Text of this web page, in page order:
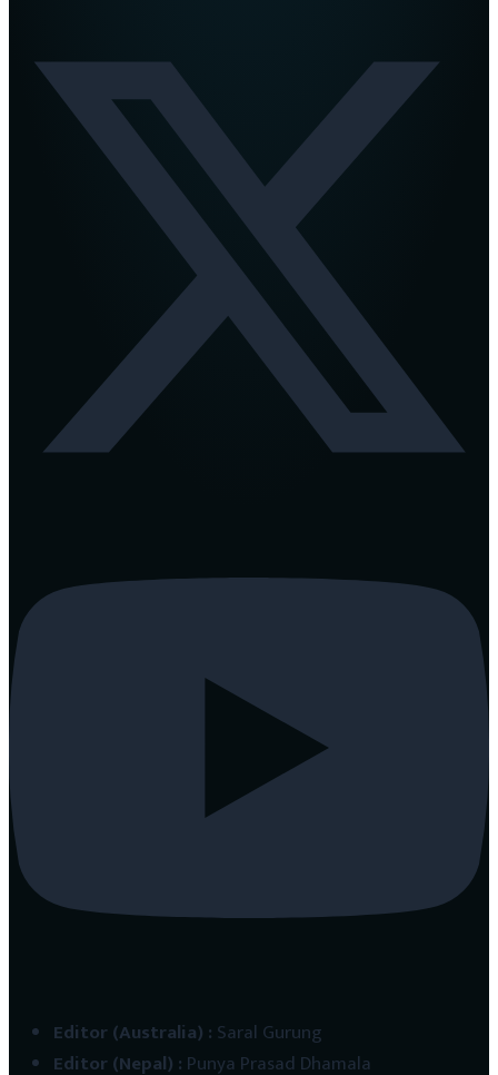
Editor (Australia) : Saral Gurung
Editor (Nepal) : Punya Prasad Dhamala